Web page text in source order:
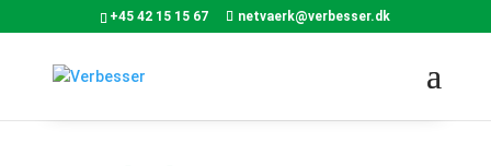
+45 42 15 15 67 netvaerk@verbesser.dk